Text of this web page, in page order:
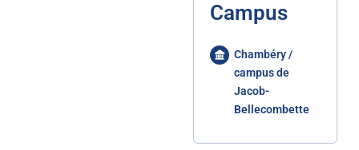
Campus
Chambéry /
campus de
Jacob-
Bellecombette